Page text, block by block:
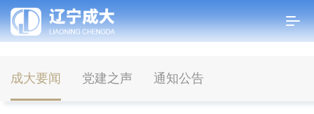
成大要闻 党建之声 通知公告